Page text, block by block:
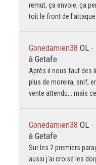
remut, ça envoie, ça
toit le front de l'attaque…
Gonedamien38 OL
à Getafe
Après il nous faut des
plus de moreira, snif,
vente attendu... mais
Gonedamien38 OL
à Getafe
Sur les 2 premiers
aussi j'ai croisé les